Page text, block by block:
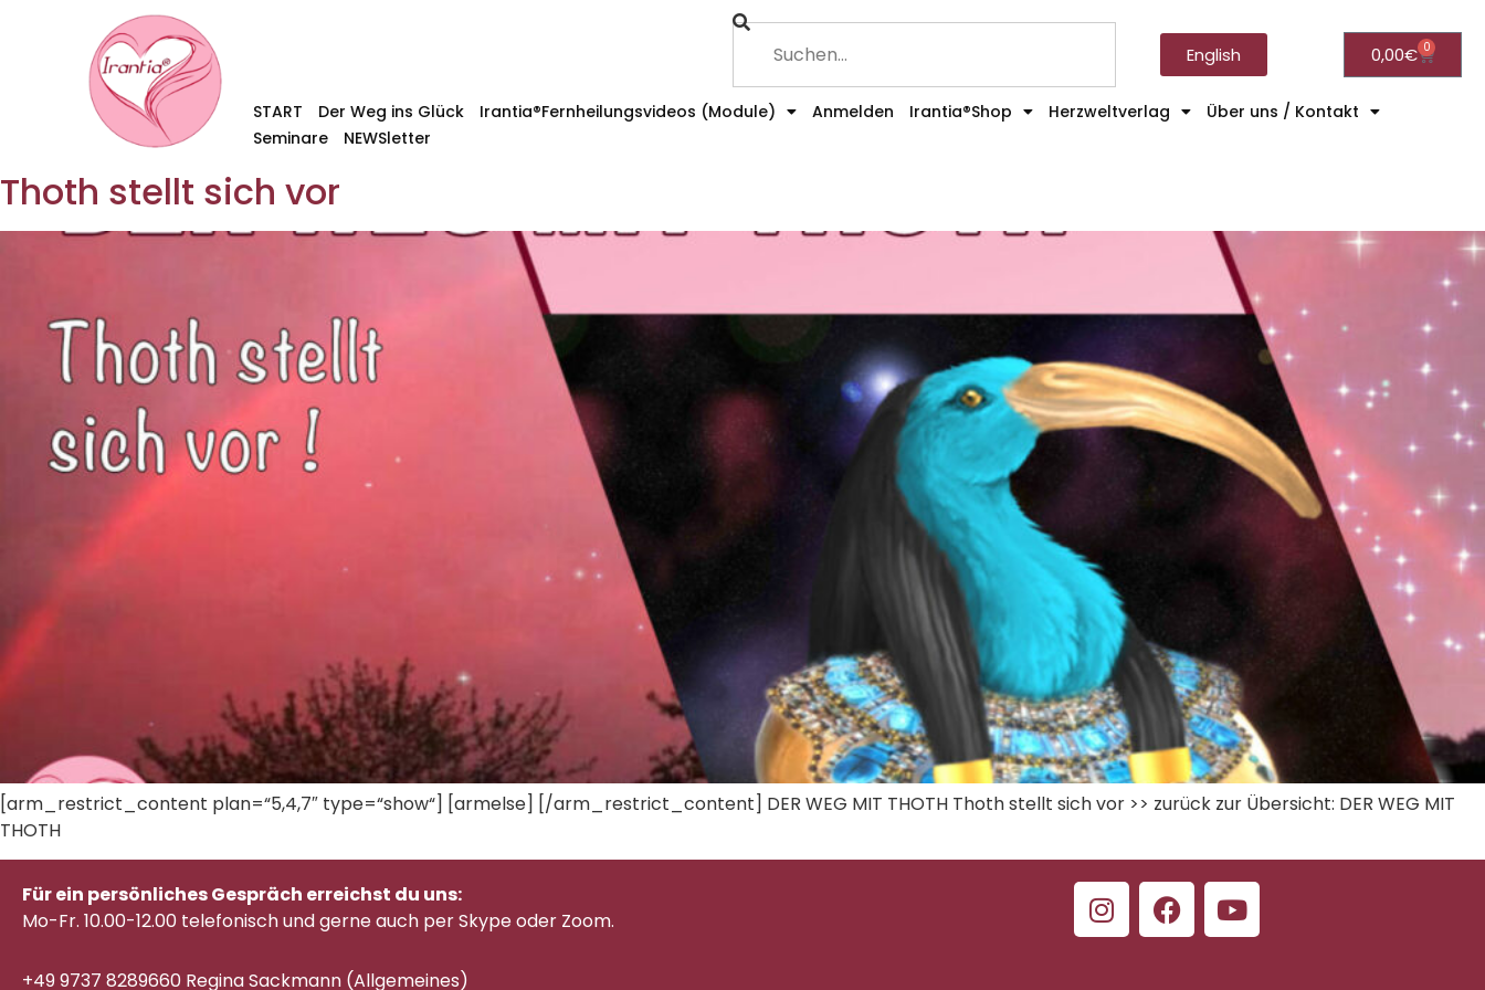
English 0,00€ 0
START Der Weg ins Glück Irantia®Fernheilungsvideos (Module) Anmelden Irantia®Shop Herzweltverlag
Über uns / Kontakt
Seminare
NEWSletter
Thoth stellt sich vor
[arm_restrict_content plan=“5,4,7″ type=“show“] [armelse] [/arm_restrict_content] DER WEG MIT THOTH Thoth stellt sich vor >> zurück zur Übersicht: DER WEG MIT
THOTH
Für ein persönliches Gespräch erreichst du uns:
Mo-Fr. 10.00-12.00 telefonischund gerne auch per Skype oder Zoom.
+49 9737 8289660 Regina Sackmann (Allgemeines)